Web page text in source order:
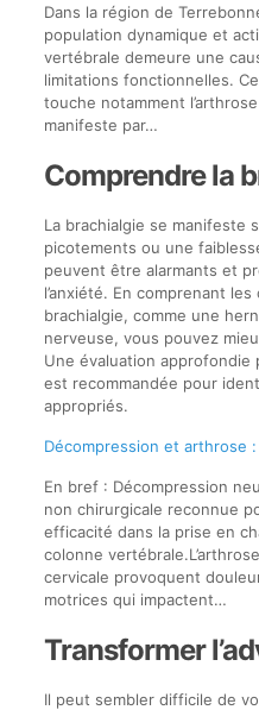
Dans la région de
population dynamique et
vertébrale demeure une
limitations fonctionnelles.
touche notamment
manifeste par…
Comprendre la
La brachialgie se manifeste
picotements ou une
peuvent être alarmants et
l’anxiété. En comprenant
brachialgie, comme une
nerveuse, vous pouvez
Une évaluation
est recommandée pour
appropriés.
Décompression et arthrose
En bref : Décompression
non chirurgicale reconnue
efficacité dans la prise en
colonne
cervicale provoquent
motrices qui impactent…
Transformer
Il peut sembler difficile de